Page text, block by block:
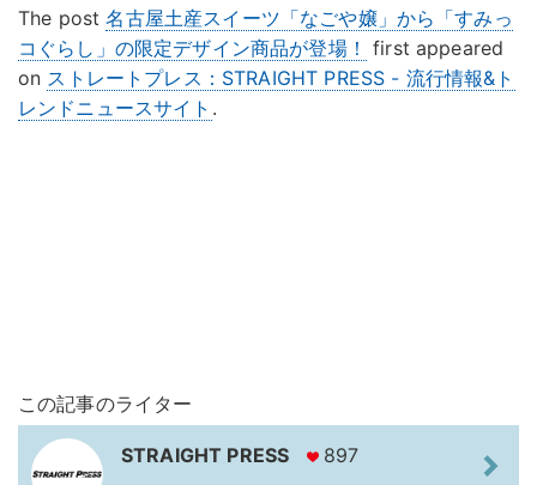
The post名古屋土産スイーツ「なごや嬢」から「すみっ
コぐらし」の限定デザイン商品が登場！ first appeared
on ストレートプレス：STRAIGHT PRESS - 流行情報&ト
レンドニュースサイト .
この記事のライター
STRAIGHT PRESS 897